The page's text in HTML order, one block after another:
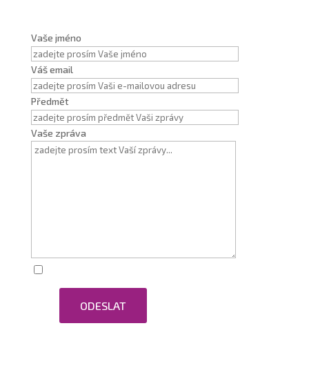
Vaše jméno
Váš email
Předmět
Vaše zpráva
ODESLAT